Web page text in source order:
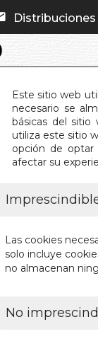
Este sitio web
necesario se
básicas del sitio
utiliza este sitio
opción de optar
afectar su
Las cookies
solo incluye
no almacenan
No
Distribuciones